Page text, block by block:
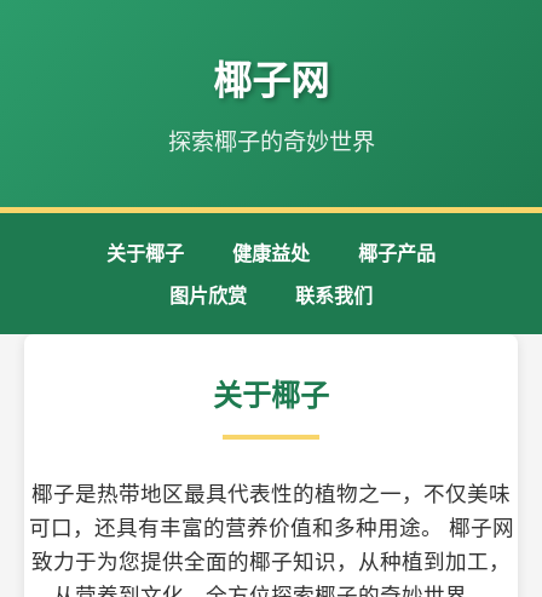
椰子网
探索椰子的奇妙世界
关于椰子 健康益处
椰子产品
图片欣赏
联系我们
关于椰子
椰子是热带地区最具代表性的植物之一，不仅美味
可口，还具有丰富的营养价值和多种用途。 椰子网
致力于为您提供全面的椰子知识，从种植到加工，